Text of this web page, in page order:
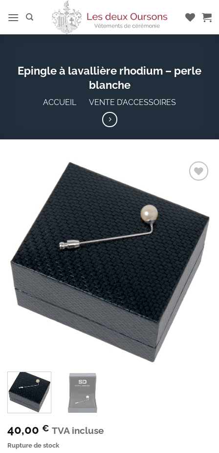
au
Epingle à lavallière rhodium – perle
blanche
ACCUEIL VENTE D’ACCESSOIRES
40,00 € TVA incluse
Rupture de stock